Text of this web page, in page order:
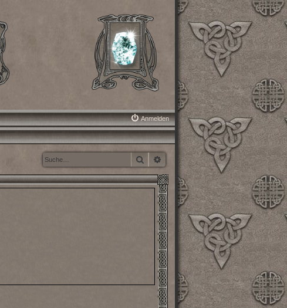
Anmelden
Suche Erweiterte Suche